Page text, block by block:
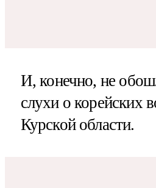
И, конечно, не
слухи о корейских
Курской области.